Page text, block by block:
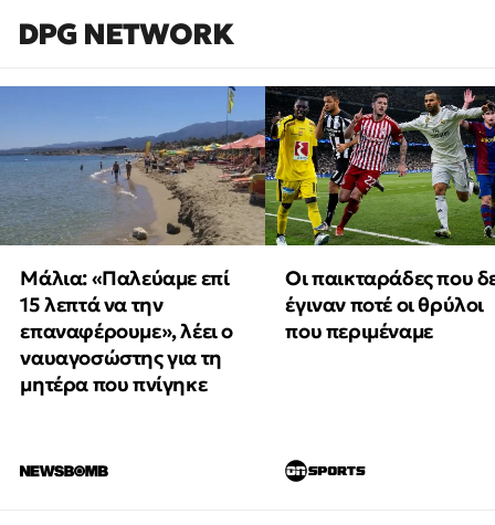
DPG NETWORK
Μάλια: «Παλεύαμε επί
15 λεπτά να την
επαναφέρουμε», λέει ο
ναυαγοσώστης για τη
μητέρα που πνίγηκε
Οι παικταράδες που
έγιναν ποτέ οι θρύλοι
που περιμέναμε